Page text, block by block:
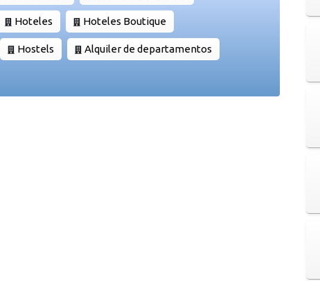
Hoteles Hoteles Boutique
Hostels Alquiler de departamentos